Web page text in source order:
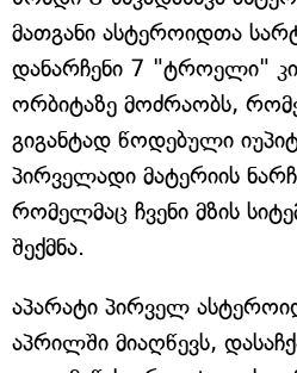
მათგანი ასტეროიდთა
დანარჩენი 7 "ტროელი" კი
ორბიტაზე მოძრაობს,
გიგანტად წოდებული
პირველადი მატერიის
რომელმაც ჩვენი მზის
შექმნა.
აპარატი პირველ
აპრილში მიაღწევს,